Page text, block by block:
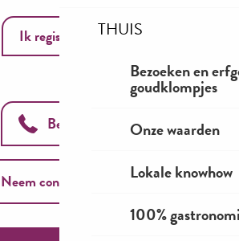
THUIS
Bezoeken en
goudklompjes
Onze waarden
Lokale knowhow
100%
Ik registreer
Bel ons
Neem contact met ons op